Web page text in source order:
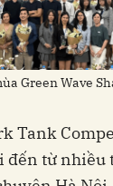
Green Wave
Tank
đến từ nhiều